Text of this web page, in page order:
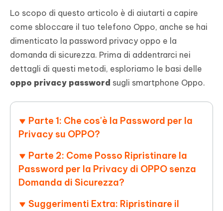
Lo scopo di questo articolo è di aiutarti a capire
come sbloccare il tuo telefono Oppo, anche se hai
dimenticato la password privacy oppo e la
domanda di sicurezza. Prima di addentrarci nei
dettagli di questi metodi, esploriamo le basi delle
oppo privacy password sugli smartphone Oppo.
Parte 1: Che cos'è la Password per la
Privacy su OPPO?
Parte 2: Come Posso Ripristinare la
Password per la Privacy di OPPO senza
Domanda di Sicurezza?
Suggerimenti Extra: Ripristinare il